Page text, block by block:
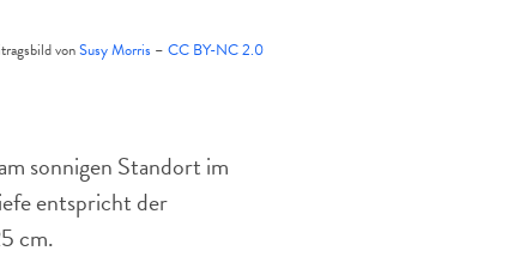
vonSusy Morris – CC BY-NC 2.0
sonnigen Standort im
entspricht der
cm.